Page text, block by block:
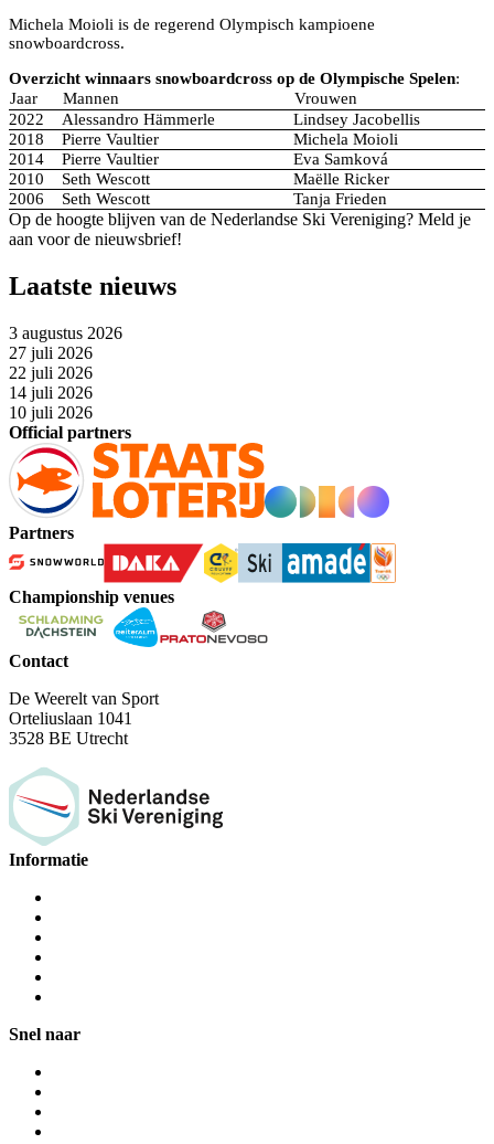
Michela Moioli is de regerend Olympisch kampioene
snowboardcross.
Overzicht winnaars snowboardcross op de Olympische Spelen:
Jaar
Mannen
Vrouwen
2022
Alessandro Hämmerle
Lindsey Jacobellis
2018
Pierre Vaultier
Michela Moioli
2014
Pierre Vaultier
Eva Samková
2010
Seth Wescott
Maëlle Ricker
2006
Seth Wescott Tanja Frieden
Op de hoogte blijven van de Nederlandse Ski Vereniging? Meld je
aan voor de nieuwsbrief!
Laatste nieuws
3 augustus 2026
27 juli 2026
22 juli 2026
14 juli 2026
10 juli 2026
Official partners
Partners
Championship venues
Contact
De Weerelt van Sport
Orteliuslaan 1041
3528 BE Utrecht
Informatie
Snel naar